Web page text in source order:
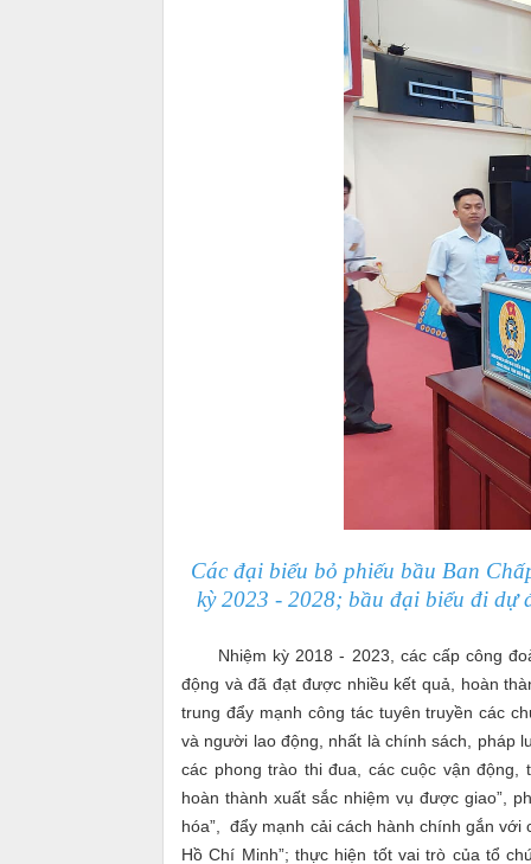
Các đại biểu bỏ phiếu bầu Ban
kỳ 2023 - 2028; bầu đại biểu đi dự
Nhiệm kỳ 2018 - 2023, các cấp công
động và đã đạt được nhiều kết quả, hoàn
trung đẩy mạnh công tác tuyên truyền các
và người lao động, nhất là chính sách, pháp
các phong trào thi đua, các cuộc vận động,
hoàn thành xuất sắc nhiệm vụ được giao”,
hóa”, đẩy mạnh cải cách hành chính gắn
Hồ Chí Minh”; thực hiện tốt vai trò của tổ